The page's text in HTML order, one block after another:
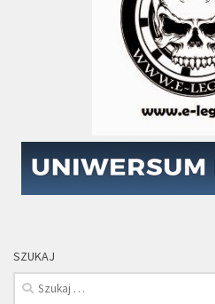
SZUKAJ
Szukaj: